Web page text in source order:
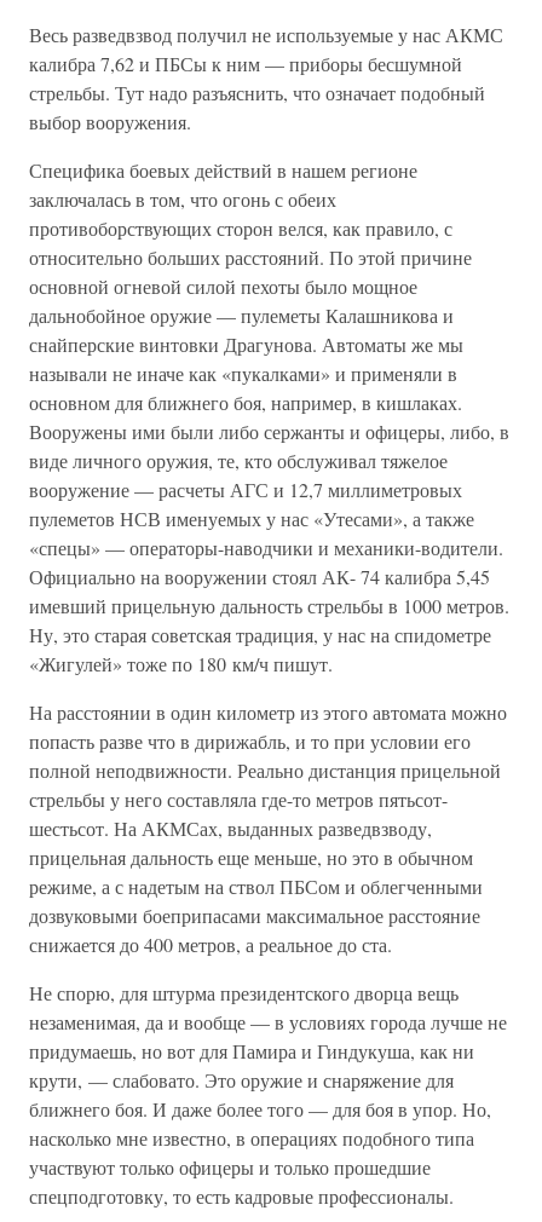
Весь разведвзвод получил не используемые у нас АКМС
калибра 7,62 и ПБСы к ним — приборы бесшумной
стрельбы. Тут надо разъяснить, что означает подобный
выбор вооружения.
Специфика боевых действий в нашем регионе
заключалась в том, что огонь с обеих
противоборствующих сторон велся, как правило, с
относительно больших расстояний. По этой причине
основной огневой силой пехоты было мощное
дальнобойное оружие — пулеметы Калашникова и
снайперские винтовки Драгунова. Автоматы же мы
называли не иначе как «пукалками» и применяли в
основном для ближнего боя, например, в кишлаках.
Вооружены ими были либо сержанты и офицеры, либо, в
виде личного оружия, те, кто обслуживал тяжелое
вооружение — расчеты АГС и 12,7 миллиметровых
пулеметов НСВ именуемых у нас «Утесами», а также
«спецы» — операторы-наводчики и механики-водители.
Официально на вооружении стоял АК- 74 калибра 5,45
имевший прицельную дальность стрельбы в 1000 метров.
Ну, это старая советская традиция, у нас на спидометре
«Жигулей» тоже по 180 км/ч пишут.
На расстоянии в один километр из этого автомата можно
попасть разве что в дирижабль, и то при условии его
полной неподвижности. Реально дистанция прицельной
стрельбы у него составляла где-то метров пятьсот-
шестьсот. На АКМСах, выданных разведвзводу,
прицельная дальность еще меньше, но это в обычном
режиме, а с надетым на ствол ПБСом и облегченными
дозвуковыми боеприпасами максимальное расстояние
снижается до 400 метров, а реальное до ста.
Не спорю, для штурма президентского дворца вещь
незаменимая, да и вообще — в условиях города лучше не
придумаешь, но вот для Памира и Гиндукуша, как ни
крути, — слабовато. Это оружие и снаряжение для
ближнего боя. И даже более того — для боя в упор. Но,
насколько мне известно, в операциях подобного типа
участвуют только офицеры и только прошедшие
спецподготовку, то есть кадровые профессионалы.